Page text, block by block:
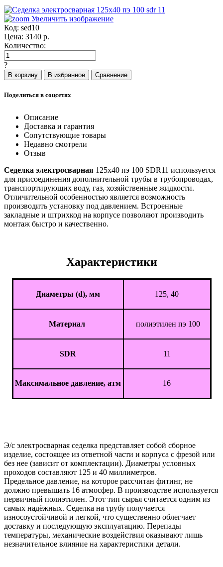
Увеличить изображение
Код: sed10
Цена: 3140 р.
Количество:
?
Поделиться в соцсетях
Описание
Доставка и гарантия
Сопутствующие товары
Недавно смотрели
Отзыв
Седелка электросварная 125x40 пэ 100 SDR11 используется
для присоединения дополнительной трубы в трубопроводах,
транспортирующих воду, газ, хозяйственные жидкости.
Отличительной особенностью является возможность
производить установку под давлением. Встроенные
закладные и штрихкод на корпусе позволяют производить
монтаж быстро и качественно.
Характеристики
Диаметры (d), мм 125, 40
Материал полиэтилен пэ 100
SDR 11
Максимальное давление, атм 16
Э/с электросварная седелка представляет собой сборное
изделие, состоящее из ответной части и корпуса с фрезой или
без нее (зависит от комплектации). Диаметры условных
проходов составляют 125 и 40 миллиметров.
Предельное давление, на которое рассчитан фитинг, не
должно превышать 16 атмосфер. В производстве используется
первичный полиэтилен. Этот тип сырья считается одним из
самых надёжных. Седелка на трубу получается
износоустойчивой и легкой, что существенно облегчает
доставку и последующую эксплуатацию. Перепады
температуры, механические воздействия оказывают лишь
незначительное влияние на характеристики детали.